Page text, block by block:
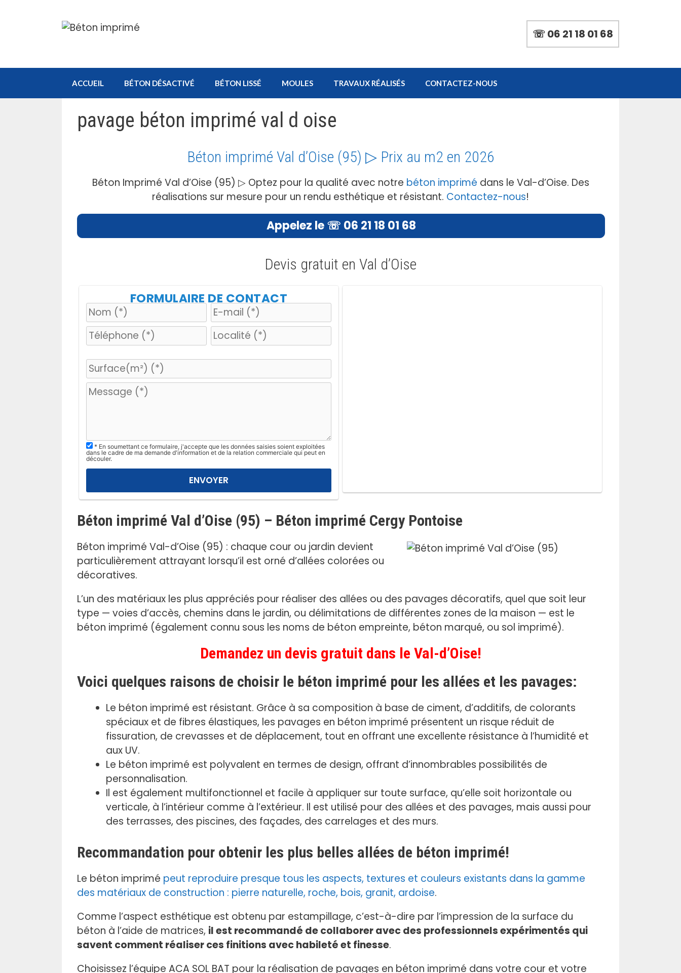
☏ 06 21 18 01 68
ACCUEIL BÉTON DÉSACTIVÉ BÉTON LISSÉ MOULES TRAVAUX RÉALISÉS CONTACTEZ-NOUS
pavage béton imprimé val d oise
Béton imprimé Val d’Oise (95) ▷ Prix au m2 en 2026
Béton Imprimé Val d’Oise (95) ▷ Optez pour la qualité avec notre béton imprimé dans le Val-d’Oise. Des
réalisations sur mesure pour un rendu esthétique et résistant. Contactez-nous!
Appelez le ☏ 06 21 18 01 68
Devis gratuit en Val d’Oise
FORMULAIRE DE CONTACT
e
u
z
l
a
s
e
c
e
c
h
a
p
v
.
* En soumettant ce formulaire, j'accepte que les données saisies soient exploitées
dans le cadre de ma demande d'information et de la relation commerciale qui peut en
découler.
Béton imprimé Val d’Oise (95) – Béton imprimé Cergy Pontoise
Béton imprimé Val-d’Oise (95) : chaque cour ou jardin devient
particulièrement attrayant lorsqu’il est orné d’allées colorées ou
décoratives.
L’un des matériaux les plus appréciés pour réaliser des allées ou des pavages décoratifs, quel que soit leur
type — voies d’accès, chemins dans le jardin, ou délimitations de différentes zones de la maison — est le
béton imprimé (également connu sous les noms de béton empreinte, béton marqué, ou sol imprimé).
Demandez un devis gratuit dans le Val-d’Oise!
Voici quelques raisons de choisir le béton imprimé pour les allées et les pavages:
Le béton imprimé est résistant. Grâce à sa composition à base de ciment, d’additifs, de colorants
spéciaux et de fibres élastiques, les pavages en béton imprimé présentent un risque réduit de
fissuration, de crevasses et de déplacement, tout en offrant une excellente résistance à l’humidité et
aux UV.
Le béton imprimé est polyvalent en termes de design, offrant d’innombrables possibilités de
personnalisation.
Il est également multifonctionnel et facile à appliquer sur toute surface, qu’elle soit horizontale ou
verticale, à l’intérieur comme à l’extérieur. Il est utilisé pour des allées et des pavages, mais aussi pour
des terrasses, des piscines, des façades, des carrelages et des murs.
Recommandation pour obtenir les plus belles allées de béton imprimé!
Le béton imprimé peut reproduire presque tous les aspects, textures et couleurs existants dans la gamme
des matériaux de construction : pierre naturelle, roche, bois, granit, ardoise.
Comme l’aspect esthétique est obtenu par estampillage, c’est-à-dire par l’impression de la surface du
béton à l’aide de matrices, il est recommandé de collaborer avec des professionnels expérimentés qui
savent comment réaliser ces finitions avec habileté et finesse.
Choisissez l’équipe ACA SOL BAT pour la réalisation de pavages en béton imprimé dans votre cour et votre